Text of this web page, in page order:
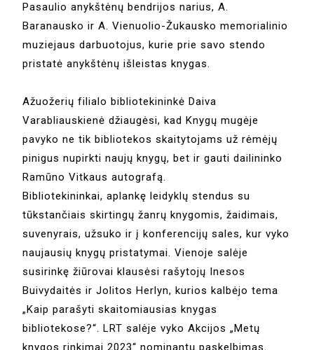
Pasaulio anykštėnų bendrijos narius, A.
Baranausko ir A. Vienuolio-Žukausko memorialinio
muziejaus darbuotojus, kurie prie savo stendo
pristatė anykštėnų išleistas knygas.
Ažuožerių filialo bibliotekininkė Daiva
Varabliauskienė džiaugėsi, kad Knygų mugėje
pavyko ne tik bibliotekos skaitytojams už rėmėjų
pinigus nupirkti naujų knygų, bet ir gauti dailininko
Ramūno Vitkaus autografą.
Bibliotekininkai, aplankę leidyklų stendus su
tūkstančiais skirtingų žanrų knygomis, žaidimais,
suvenyrais, užsuko ir į konferencijų sales, kur vyko
naujausių knygų pristatymai. Vienoje salėje
susirinkę žiūrovai klausėsi rašytojų Inesos
Buivydaitės ir Jolitos Herlyn, kurios kalbėjo tema
„Kaip parašyti skaitomiausias knygas
bibliotekose?“. LRT salėje vyko Akcijos „Metų
knygos rinkimai 2023“ nominantų paskelbimas.